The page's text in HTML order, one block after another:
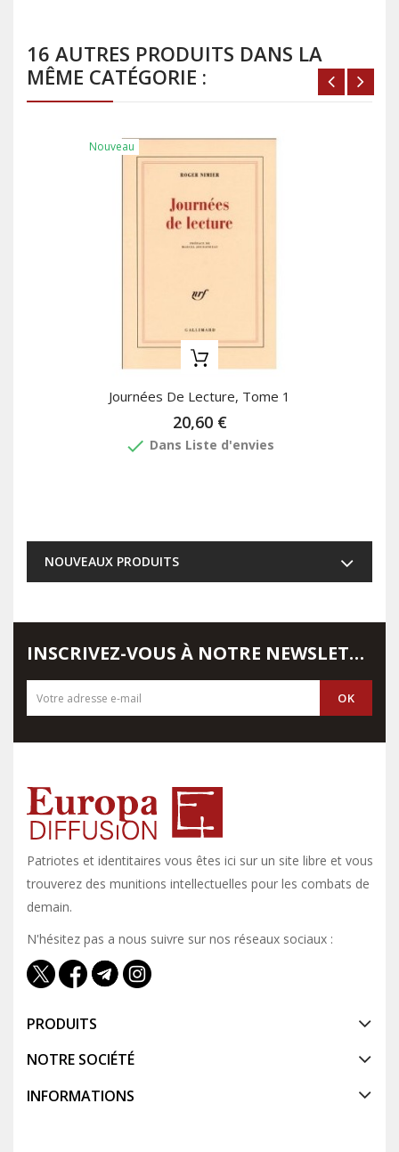
16 AUTRES PRODUITS DANS LA
MÊME CATÉGORIE :
Nouveau
Journées De Lecture, Tome 1
20,60 €
done Dans Liste d'envies
NOUVEAUX PRODUITS
INSCRIVEZ-VOUS À NOTRE NEWSLETTER
Patriotes et identitaires vous êtes ici sur un site libre et vous y
trouverez des munitions intellectuelles pour les combats de
demain.
N'hésitez pas a nous suivre sur nos réseaux sociaux :
PRODUITS
NOTRE SOCIÉTÉ
INFORMATIONS